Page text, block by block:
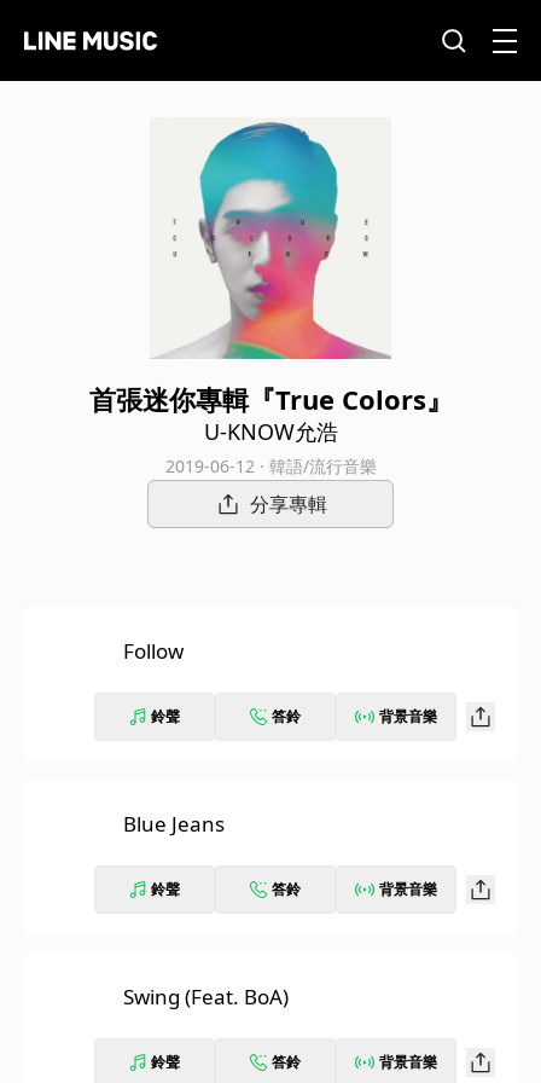
首張迷你專輯『True Colors』
U-KNOW允浩
2019-06-12 · 韓語/流行音樂
分享專輯
Follow
鈴聲 答鈴 背景音樂
Blue Jeans
鈴聲 答鈴 背景音樂
Swing (Feat. BoA)
鈴聲 答鈴 背景音樂